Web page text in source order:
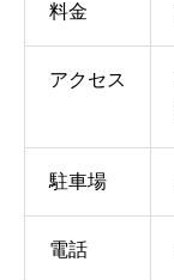
料金
アクセス
駐車場
電話